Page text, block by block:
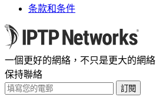
条款和条件
一個更好的網絡，不只是更大的網絡
保持聯絡
訂閱